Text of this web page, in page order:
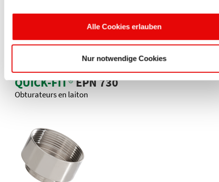
Alle Cookies erlauben
Nur notwendige Cookies
QUICK-FIT®EPN 730
Obturateurs en laiton